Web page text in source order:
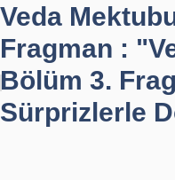
Veda
Fragman :
Bölüm 3.
Sürprizlerle